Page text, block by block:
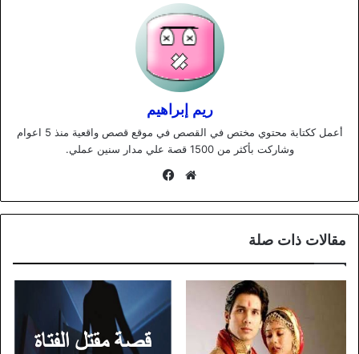
ريم إبراهيم
أعمل ككتابة محتوي مختص في القصص في موقع قصص واقعية منذ 5 اعوام
وشاركت بأكثر من 1500 قصة علي مدار سنين عملي.
موقع
مقالات ذات صلة